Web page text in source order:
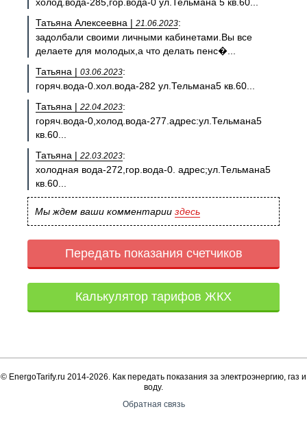
Татьяна Алексеевна | 21.06.2023:
задолбали своими личными кабинетами.Вы все
делаете для молодых,а что делать пенс�...
Татьяна | 03.06.2023:
горяч.вода-0.хол.вода-282 ул.Тельмана5 кв.60...
Татьяна | 22.04.2023:
горяч.вода-0,холод.вода-277.адрес:ул.Тельмана5
кв.60...
Татьяна | 22.03.2023:
холодная вода-272,гор.вода-0. адрес;ул.Тельмана5
кв.60...
Мы ждем ваши комментарии здесь
Передать показания счетчиков
Калькулятор тарифов ЖКХ
© EnergoTarify.ru 2014-2026. Как передать показания за электроэнергию, газ и
воду.
Обратная связь